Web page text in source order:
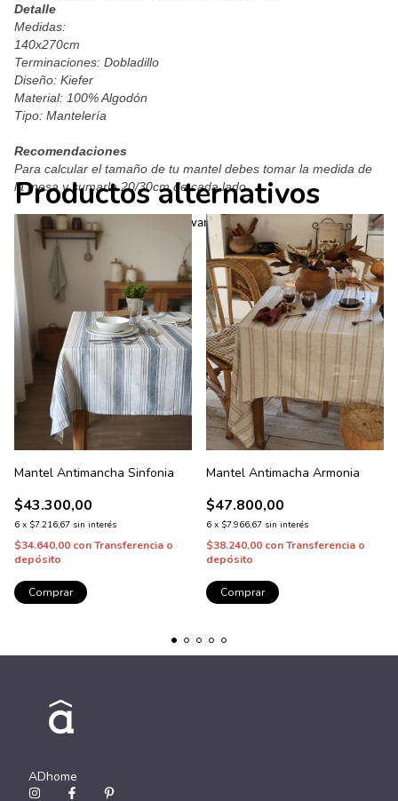
Detalle
Medidas:
140x270cm
Terminaciones: Dobladillo
Diseño: Kiefer
Material: 100% Algodón
Tipo: Mantelería
Recomendaciones
Para calcular el tamaño de tu mantel debes tomar la medida de
la mesa y sumarle 20/30cm de cada lado.
*Apto lavarropas. Importante: Lavar con agua fria y jabones neutros.
Productos alternativos
Mantel Antimancha Sinfonia
$43.300,00
6 x $7.216,67 sin interés
$34.640,00 conTransferencia o
depósito
Comprar
Mantel Antimacha Armonia
$47.800,00
6 x $7.966,67 sin interés
$38.240,00 conTransferencia o
depósito
Comprar
ADhome